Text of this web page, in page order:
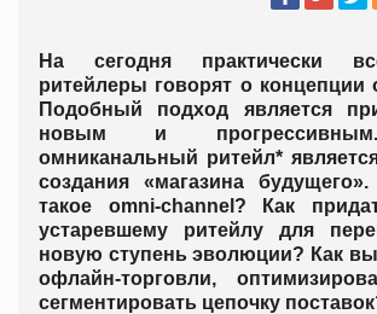
На сегодня практически
ритейлеры говорят о концепции
Подобный подход является
новым и
омниканальный ритейл*
создания «магазина
такое оmni-channel? Как
устаревшему ритейлу для
новую ступень эволюции? Как
офлайн-торговли,
сегментировать цепочку